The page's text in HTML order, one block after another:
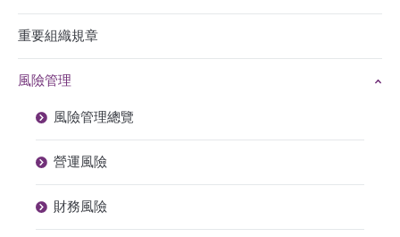
重要組織規章
風險管理
風險管理總覽
營運風險
財務風險